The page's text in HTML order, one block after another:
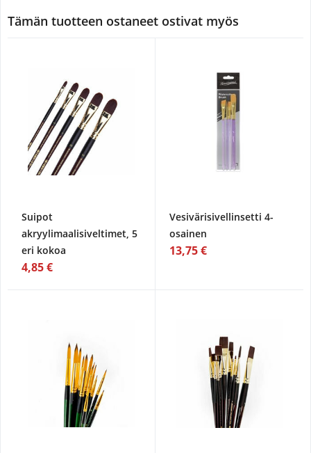
Tämän tuotteen ostaneet ostivat myös
Suipot
akryylimaalisiveltimet, 5
eri kokoa
4,85 €
Vesivärisivellinsetti 4-
osainen
13,75 €